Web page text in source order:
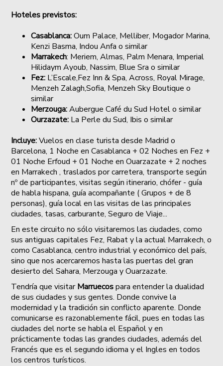
Hoteles previstos:
Casablanca:Oum Palace, Melliber, Mogador Marina,
Kenzi Basma, Indou Anfa o similar
Marrakech: Meriem, Almas, Palm Menara, Imperial
Hilidaym Ayoub, Nassim, Blue Sra o similar
Fez: L’Escale,Fez Inn & Spa, Across, Royal Mirage,
Menzeh Zalagh,Sofia, Menzeh Sky Boutique o
similar
Merzouga:Aubergue Café du Sud Hotel o similar
Ourzazate: La Perle du Sud, Ibis o similar
Incluye:Vuelos en clase turista desde Madrid o
Barcelona, 1 Noche en Casablanca + 02 Noches en Fez +
01 Noche Erfoud + 01 Noche en Ouarzazate + 2 noches
en Marrakech , traslados por carretera, transporte según
nº de participantes, visitas según itinerario, chófer - guía
de habla hispana, guía acompañante ( Grupos + de 8
personas), guía local en las visitas de las principales
ciudades, tasas, carburante, Seguro de Viaje...
En este circuito no sólo visitaremos las ciudades, como
sus antiguas capitales Fez, Rabat y la actual Marrakech, o
como Casablanca, centro industrial y económico del país,
sino que nos acercaremos hasta las puertas del gran
desierto del Sahara, Merzouga y Ouarzazate.
Tendría que visitarMarruecospara entender la dualidad
de sus ciudades y sus gentes. Donde convive la
modernidad y la tradición sin conflicto aparente. Donde
comunicarse es razonablemente fácil, pues en todas las
ciudades del norte se habla el Español y en
prácticamente todas las grandes ciudades, además del
Francés que es el segundo idioma y el Ingles en todos
los centros turísticos.